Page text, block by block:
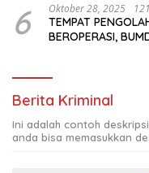
6 Oktober 28, 2025
TEMPAT
BEROPERASI,
Berita Kriminal
Ini adalah contoh
anda bisa memasukkan